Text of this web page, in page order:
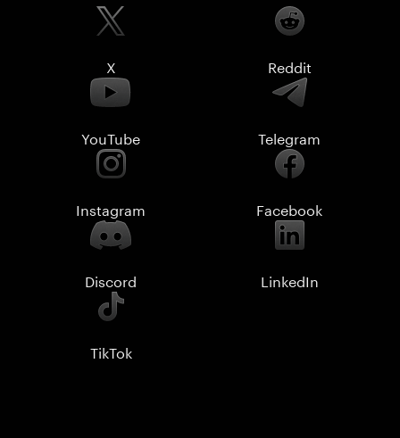
X Reddit
YouTube Telegram
Instagram Facebook
Discord LinkedIn
TikTok